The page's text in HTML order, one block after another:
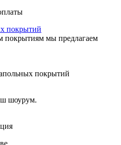
покрытий
покрытиям мы предлагаем
шоурум.